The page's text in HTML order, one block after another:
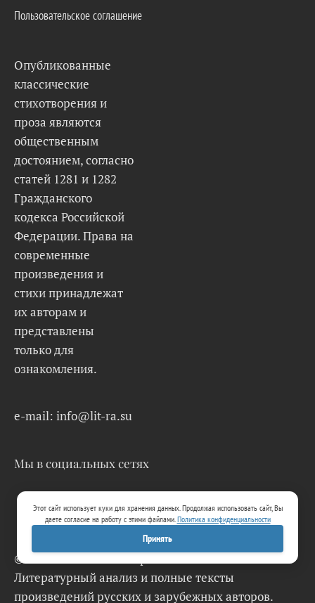
Пользовательское соглашение
Опубликованные
классические
стихотворения и
проза являются
общественным
достоянием, согласно
статей 1281 и 1282
Гражданского
кодекса Российской
Федерации. Права на
современные
произведения и
стихи принадлежат
их авторам и
представлены
только для
ознакомления.
e-mail: info@lit-ra.su
Мы в социальных сетях
© 2026 Lit-Ra.su. Электронная библиотека.
Литературный анализ и полные тексты
произведений русских и зарубежных авторов.
Этот сайт использует куки для хранения данных. Продолжая использовать сайт, Вы
даете согласие на работу с этими файлами.Политика конфиденциальности
Принять